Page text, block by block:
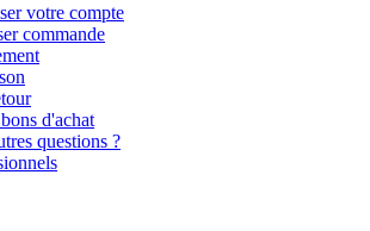
votre compte
commande
d'achat
questions ?